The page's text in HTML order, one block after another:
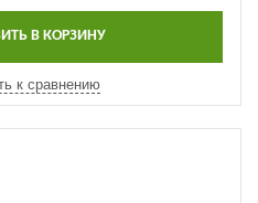
В КОРЗИНУ
к сравнению